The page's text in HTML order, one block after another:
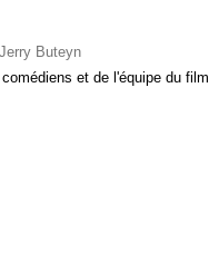
Buteyn
et de l'équipe du film